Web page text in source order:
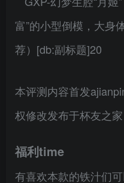
本评测内容首发
权修改发布于杯友之家
福利time
有喜欢本款的铁汁们